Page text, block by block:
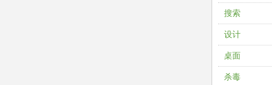
搜索
设计
桌面
杀毒